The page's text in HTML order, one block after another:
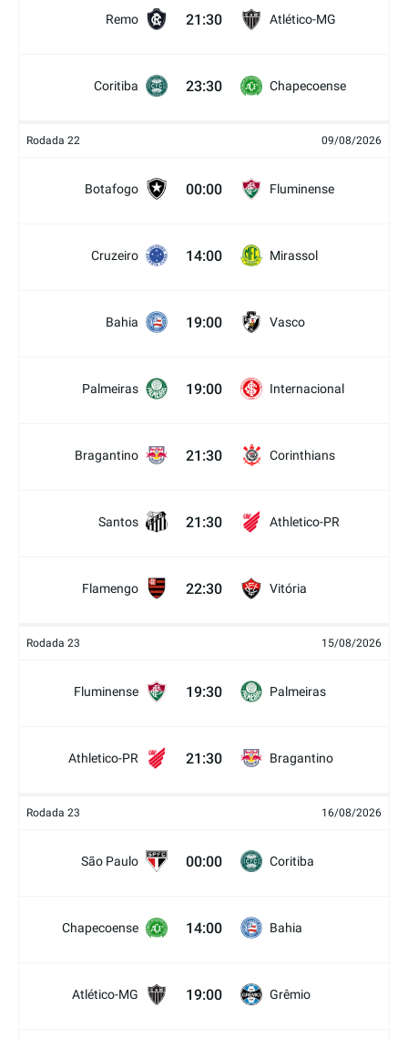
Remo 21:30 Atlético-MG
Coritiba 23:30 Chapecoense
Rodada 22 09/08/2026
Botafogo 00:00 Fluminense
Cruzeiro 14:00 Mirassol
Bahia 19:00 Vasco
Palmeiras 19:00 Internacional
Bragantino 21:30 Corinthians
Santos 21:30 Athletico-PR
Flamengo 22:30 Vitória
Rodada 23 15/08/2026
Fluminense 19:30 Palmeiras
Athletico-PR 21:30 Bragantino
Rodada 23 16/08/2026
São Paulo 00:00 Coritiba
Chapecoense 14:00 Bahia
Atlético-MG 19:00 Grêmio